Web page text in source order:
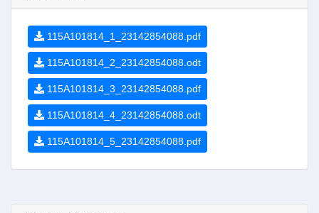
115A101814_1_23142854088.pdf
115A101814_2_23142854088.odt
115A101814_3_23142854088.pdf
115A101814_4_23142854088.odt
115A101814_5_23142854088.pdf